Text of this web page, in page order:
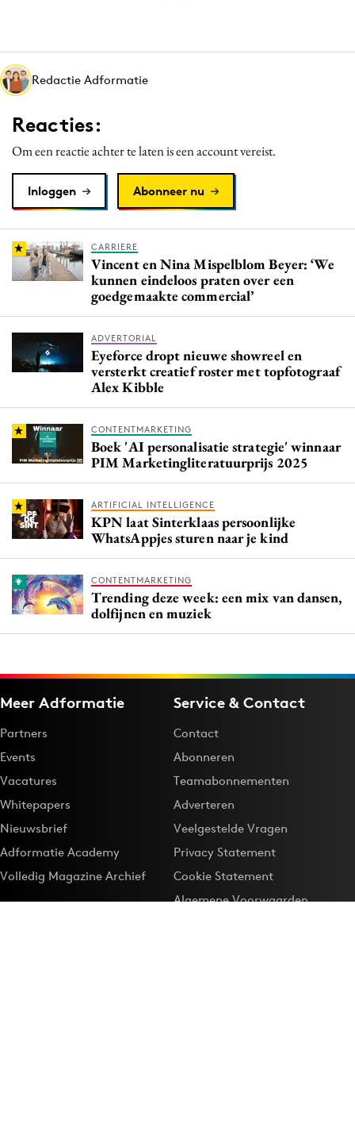
Martech
Media
PR
Programmatic
Purpose Marketing
Reputatie & crisis
Redactie Adformatie
Reacties:
Om een reactie achter te laten is een account vereist.
Inloggen Abonneer nu
CARRIERE
Vincent en Nina Mispelblom Beyer: ‘We
kunnen eindeloos praten over een
goedgemaakte commercial’
ADVERTORIAL
Eyeforce dropt nieuwe showreel en
versterkt creatief roster met topfotograaf
Alex Kibble
CONTENTMARKETING
Boek 'AI personalisatie strategie' winnaar
PIM Marketingliteratuurprijs 2025
ARTIFICIAL INTELLIGENCE
KPN laat Sinterklaas persoonlijke
WhatsAppjes sturen naar je kind
CONTENTMARKETING
Trending deze week: een mix van dansen,
dolfijnen en muziek
Meer Adformatie
Partners
Events
Vacatures
Whitepapers
Nieuwsbrief
Adformatie Academy
Volledig Magazine Archief
Service & Contact
Contact
Abonneren
Teamabonnementen
Adverteren
Veelgestelde Vragen
Privacy Statement
Cookie Statement
Algemene Voorwaarden